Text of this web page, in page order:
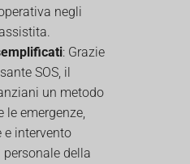
negli
: Grazie
SOS, il
un metodo
le emergenze,
e intervento
della